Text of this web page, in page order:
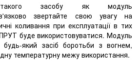
засобу як модуль
звертайте свою увагу на
коливання при експлуатації в тих
буде використовуватися. Модуль
будь-який засіб боротьби з вогнем,
температурну межу використання.